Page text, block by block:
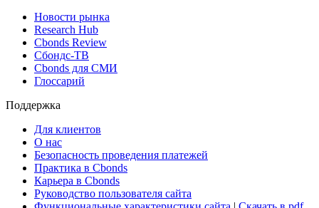
Новости рынка
Research Hub
Cbonds Review
Сбондс-ТВ
Cbonds для СМИ
Глоссарий
Поддержка
Для клиентов
О нас
Безопасность проведения платежей
Практика в Cbonds
Карьера в Cbonds
Руководство пользователя сайта